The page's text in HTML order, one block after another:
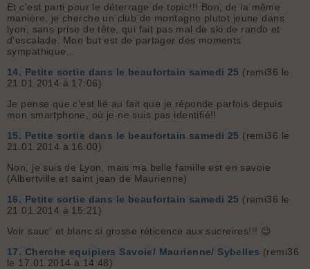
Et c'est parti pour le déterrage de topic!!! Bon, de la même
manière, je cherche un club de montagne plutot jeune dans
lyon, sans prise de tête, qui fait pas mal de ski de rando et
d'escalade. Mon but est de partager des moments
sympathique...
14. Petite sortie dans le beaufortain samedi 25 (remi36 le
21.01.2014 à 17:06)
Je pense que c'est lié au fait que je réponde parfois depuis
mon smartphone, où je ne suis pas identifié!!
15. Petite sortie dans le beaufortain samedi 25 (remi36 le
21.01.2014 à 16:00)
Non, je suis de Lyon, mais ma belle famille est en savoie
(Albertville et saint jean de Maurienne)
16. Petite sortie dans le beaufortain samedi 25 (remi36 le
21.01.2014 à 15:21)
Voir sauc' et blanc si grosse réticence aux sucreires!!! 😉
17. Cherche equipiers Savoie/ Maurienne/ Sybelles (remi36
le 17.01.2014 à 14:48)